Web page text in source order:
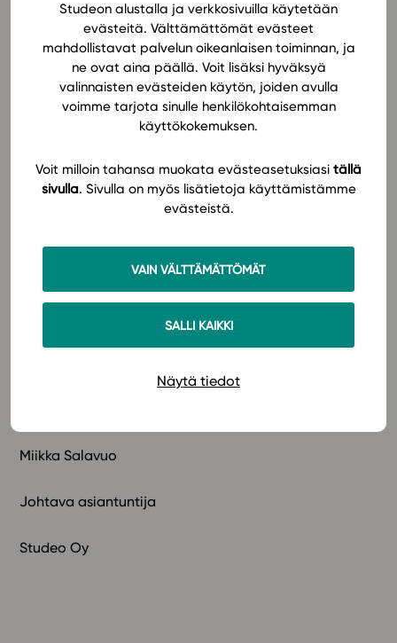
Studeon alustalla ja verkkosivuilla käytetään
evästeitä. Välttämättömät evästeet
mahdollistavat palvelun oikeanlaisen toiminnan, ja
ne ovat aina päällä. Voit lisäksi hyväksyä
valinnaisten evästeiden käytön, joiden avulla
voimme tarjota sinulle henkilökohtaisemman
käyttökokemuksen.
Voit milloin tahansa muokata evästeasetuksiasi tällä
sivulla. Sivulla on myös lisätietoja käyttämistämme
evästeistä.
VAIN VÄLTTÄMÄTTÖMÄT
SALLI KAIKKI
Näytä tiedot
jatkuvasta seurannasta tai jokapäiväisistä kokeista
vaan kertoa, mitä kannattaa seuraavaksi opiskella ja
missä olet saavuttanut tavoitteesi. Oppimisen
kannalta onkin oleellista ensin pohtia, mitkä ovat
tavoitteet. Sen jälkeen kannattaa tarkastella, mitä jo
hallitset opittavasta aiheesta. Harjoitukset tarjoavat
Lopuksi voit vielä arvioida omaa osaamistasi
itsearviointilomakkeen avulla.
Miikka Salavuo
Johtava asiantuntija
Studeo Oy